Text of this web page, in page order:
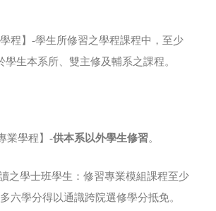
程】-學生所修習之學程課程中，至少
學生本系所、雙主修及輔系之課程。
業學程】-供本系以外學生修習。
學士班學生：修習專業模組課程至少
六學分得以通識跨院選修學分抵免。